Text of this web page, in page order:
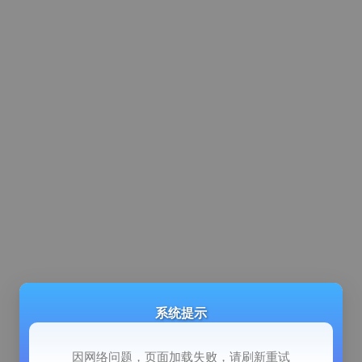
系统提示
因网络问题，页面加载失败，请刷新重试